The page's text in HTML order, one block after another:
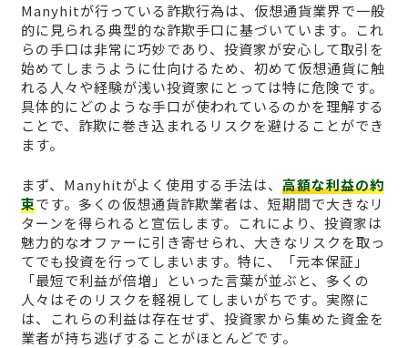
Manyhitが行っている詐欺行為は、仮想通貨業界で一般
的に見られる典型的な詐欺手口に基づいています。これ
らの手口は非常に巧妙であり、投資家が安心して取引を
始めてしまうように仕向けるため、初めて仮想通貨に触
れる人々や経験が浅い投資家にとっては特に危険です。
具体的にどのような手口が使われているのかを理解する
ことで、詐欺に巻き込まれるリスクを避けることができ
ます。
まず、Manyhitがよく使用する手法は、 高額な利益の約
束です。多くの仮想通貨詐欺業者は、短期間で大きなリ
ターンを得られると宣伝します。これにより、投資家は
魅力的なオファーに引き寄せられ、大きなリスクを取っ
てでも投資を行ってしまいます。特に、「元本保証」
「最短で利益が倍増」といった言葉が並ぶと、多くの
人々はそのリスクを軽視してしまいがちです。実際に
は、これらの利益は存在せず、投資家から集めた資金を
業者が持ち逃げすることがほとんどです。